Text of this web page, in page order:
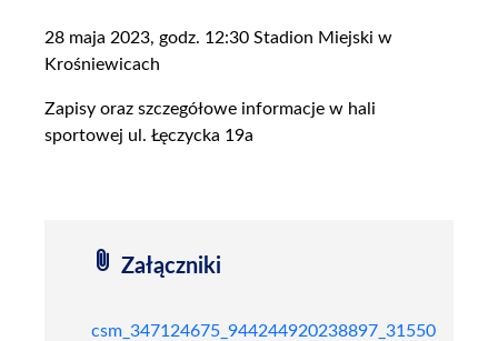
28 maja 2023, godz. 12:30 Stadion Miejski w
Krośniewicach
Zapisy oraz szczegółowe informacje w hali
sportowej ul. Łęczycka 19a
attach_file Załączniki